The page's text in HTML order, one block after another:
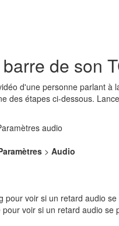
de son
d'une personne parlant
étapes ci-dessous.
audio
> Audio
voir si un retard audio
voir si un retard audio se